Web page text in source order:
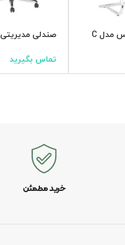
صندلی کنفرانس مدل C
صندلی مدیریتی M 9000
تماس بگیرید
خرید مطمئن